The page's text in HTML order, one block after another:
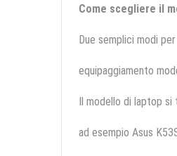
Come scegliere il
Due semplici modi
equipaggiamento
Il modello di laptop
ad esempio Asus